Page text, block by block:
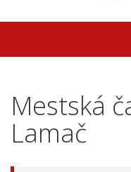
Mestská
Lamač